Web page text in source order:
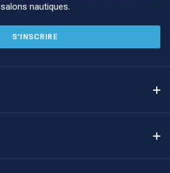
salons nautiques.
S’INSCRIRE